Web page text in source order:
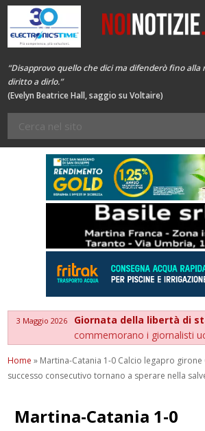
“Disapprovo quello che dici ma difenderò fino
diritto a dirlo.”
(Evelyn Beatrice Hall, saggio su Voltaire)
3 Maggio 2026 Giornata della libertà di
commemorano i giornalisti
Home » Martina-Catania 1-0 Calcio legapro
successo consecutivo tornano a sperare nella
Martina-Catania 1-0